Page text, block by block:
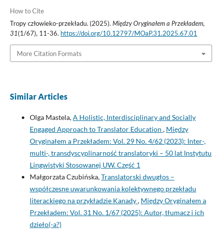
How to Cite
Tropy człowieko-przekładu. (2025). Między Oryginałem a Przekładem,
31(1/67), 11-36. https://doi.org/10.12797/MOaP.31.2025.67.01
More Citation Formats
Similar Articles
Olga Mastela,A Holistic, Interdisciplinary and Socially
Engaged Approach to Translator Education , Między
Oryginałem a Przekładem: Vol. 29 No. 4/62 (2023): Inter-,
multi-, transdyscyplinarność translatoryki – 50 lat Instytutu
Lingwistyki Stosowanej UW. Część 1
Małgorzata Czubińska,Translatorski dwugłos –
współczesne uwarunkowania kolektywnego przekładu
literackiego na przykładzie Kanady, Między Oryginałem a
Przekładem: Vol. 31 No. 1/67 (2025): Autor, tłumacz i ich
dzieło(-a?)